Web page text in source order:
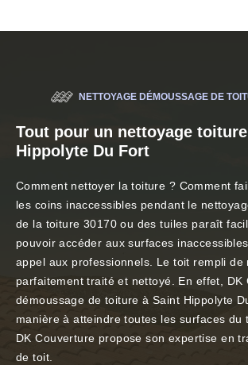
NETTOYAGE DÉMOUSSAGE DE
Tout pour un nettoyage
Hippolyte Du Fort
Comment nettoyer la toiture ? Comment
les coins inaccessibles pendant le
de la toiture 30170 ou des tuiles paraît
pouvoir accéder aux surfaces
appel aux professionnels. Le toit rempli de
parfaitement traité et nettoyé. En effet, DK
démoussage de toiture à Saint Hippolyte
manière à atteindre toutes les surfaces du
DK Couverture propose son expertise en
de toit.